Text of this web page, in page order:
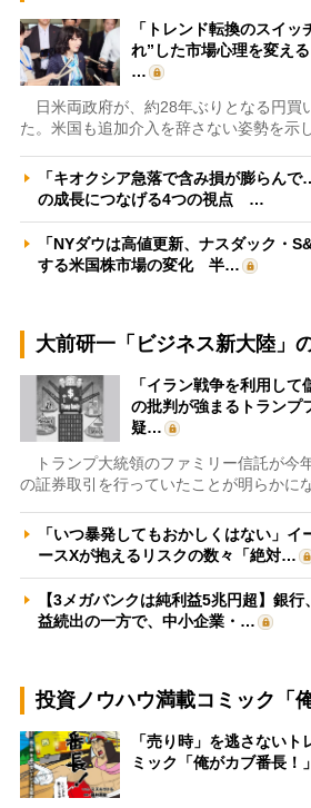
「トレンド転換のスイ
れ”した市場心理を変え
…
日米両政府が、約28年ぶりとなる円買
た。米国も追加介入を辞さない姿勢を示
「キオクシア急落で含み損が膨らん
の成長につなげる4つの視点 …
「NYダウは高値更新、ナスダック・
する米国株市場の変化 半…
大前研一「ビジネス新大陸」
「イラン戦争を利用し
の批判が強まるトランプ
疑…
トランプ大統領のファミリー信託が今
の証券取引を行っていたことが明らかに
「いつ暴発してもおかしくはない」
ースXが抱えるリスクの数々「絶対…
【3メガバンクは純利益5兆円超】銀
益続出の一方で、中小企業・…
投資ノウハウ満載コミック「
「売り時」を逃さない
ミック「俺がカブ番長！